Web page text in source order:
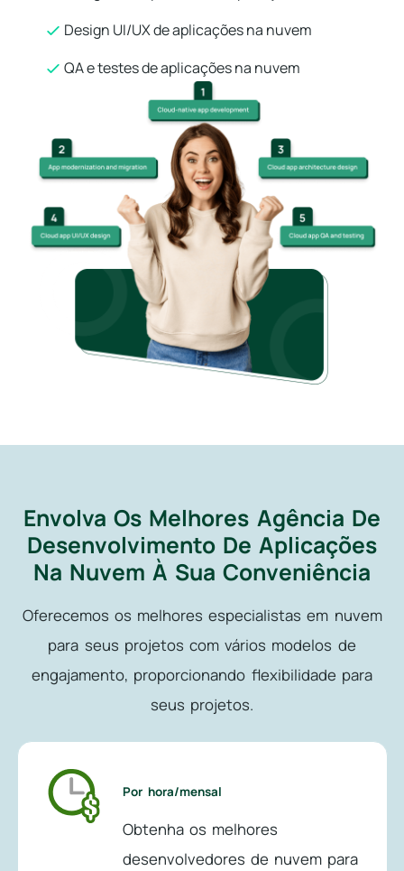
Design UI/UX de aplicações na nuvem
QA e testes de aplicações na nuvem
Envolva Os Melhores Agência De
Desenvolvimento De Aplicações
Na Nuvem À Sua Conveniência
Oferecemos os melhores especialistas em nuvem
para seus projetos com vários modelos de
engajamento, proporcionando flexibilidade para
seus projetos.
Por hora/mensal
Obtenha os melhores
desenvolvedores de nuvem para